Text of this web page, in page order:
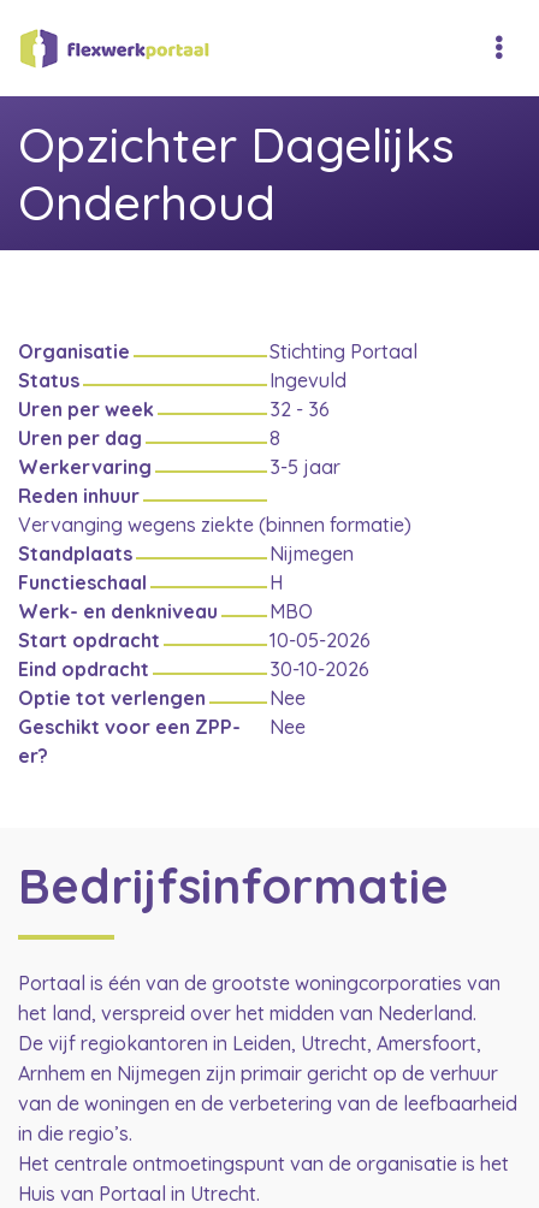
Opzichter Dagelijks
Onderhoud
Organisatie
Stichting Portaal
Status
Ingevuld
Uren per week
32 - 36
Uren per dag
8
Werkervaring
3-5 jaar
Reden inhuur
Vervanging wegens ziekte (binnen formatie)
Standplaats
Nijmegen
Functieschaal
H
Werk- en denkniveau
MBO
Start opdracht
10-05-2026
Eind opdracht
30-10-2026
Optie tot verlengen
Nee
Geschikt voor een ZPP-
er?
Nee
Bedrijfsinformatie
Portaal is één van de grootste woningcorporaties van
het land, verspreid over het midden van Nederland.
De vijf regiokantoren in Leiden, Utrecht, Amersfoort,
Arnhem en Nijmegen zijn primair gericht op de verhuur
van de woningen en de verbetering van de leefbaarheid
in die regio’s.
Het centrale ontmoetingspunt van de organisatie is het
Huis van Portaal in Utrecht.